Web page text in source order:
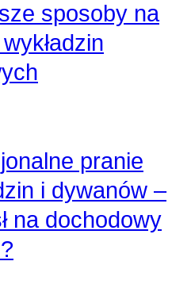
sposoby na
pranie
i dywanów –
na dochodowy